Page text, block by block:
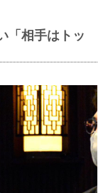
「相手はトッ